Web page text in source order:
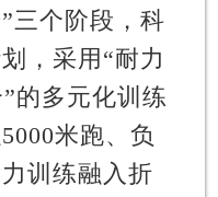
三个阶段，科
，采用“耐力
的多元化训练
米跑、负
训练融入折